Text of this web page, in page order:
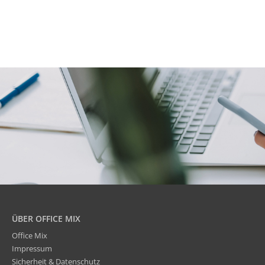
ÜBER OFFICE MIX
Office Mix
Impressum
Sicherheit & Datenschutz